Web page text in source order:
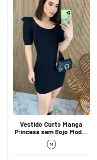
Vestido Curto Manga
Princesa sem Bojo Modal
Preto
M